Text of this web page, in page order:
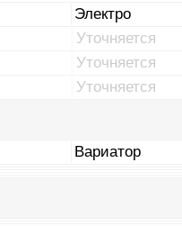
Электро
Уточняется
Уточняется
Уточняется
Вариатор